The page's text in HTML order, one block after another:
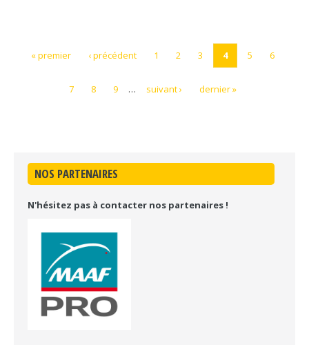
« premier
‹ précédent 1 2 3 4 5 6
7 8 9 … suivant › dernier »
NOS PARTENAIRES
N'hésitez pas à contacter nos partenaires !